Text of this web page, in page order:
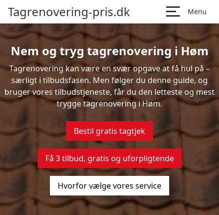
Tagrenovering-pris.dk Menu
Nem og tryg tagrenovering i Høm
Tagrenovering kan være en svær opgave at få hul på –
særligt i tilbudsfasen. Men følger du denne guide, og
bruger vores tilbudstjeneste, får du den letteste og mest
trygge tagrenovering i Høm.
Bestil gratis tagtjek
Få 3 tilbud, gratis og uforpligtende
Hvorfor vælge vores service